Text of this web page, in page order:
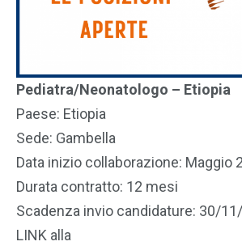
Pediatra/Neonatologo – Etiopia
Paese: Etiopia
Sede: Gambella
Data inizio collaborazione: Maggio
Durata contratto: 12 mesi
Scadenza invio candidature: 30/
LINK alla